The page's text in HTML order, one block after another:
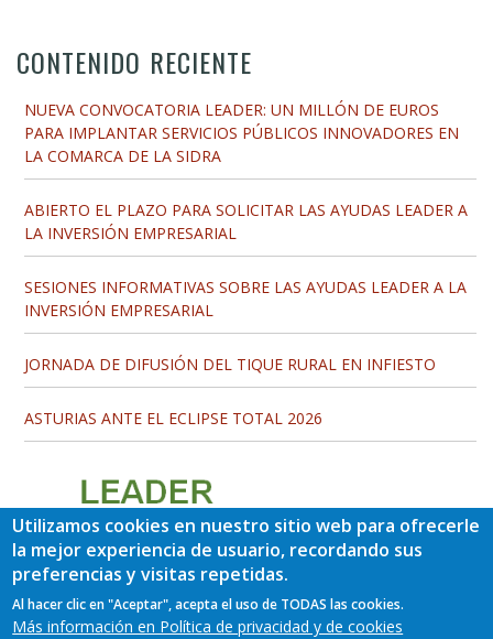
CONTENIDO RECIENTE
NUEVA CONVOCATORIA LEADER: UN MILLÓN DE EUROS
PARA IMPLANTAR SERVICIOS PÚBLICOS INNOVADORES EN
LA COMARCA DE LA SIDRA
ABIERTO EL PLAZO PARA SOLICITAR LAS AYUDAS LEADER A
LA INVERSIÓN EMPRESARIAL
SESIONES INFORMATIVAS SOBRE LAS AYUDAS LEADER A LA
INVERSIÓN EMPRESARIAL
JORNADA DE DIFUSIÓN DEL TIQUE RURAL EN INFIESTO
ASTURIAS ANTE EL ECLIPSE TOTAL 2026
Utilizamos cookies en nuestro sitio web para ofrecerle
la mejor experiencia de usuario, recordando sus
preferencias y visitas repetidas.
Al hacer clic en "Aceptar", acepta el uso de TODAS las cookies.
Más información en Política de privacidad y de cookies